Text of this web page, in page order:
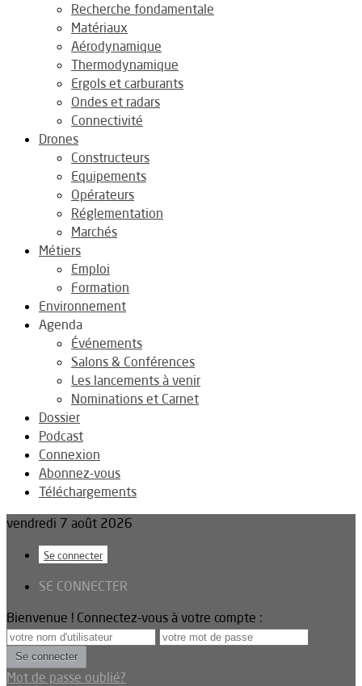
Recherche fondamentale
Matériaux
Aérodynamique
Thermodynamique
Ergols et carburants
Ondes et radars
Connectivité
Drones
Constructeurs
Equipements
Opérateurs
Réglementation
Marchés
Métiers
Emploi
Formation
Environnement
Agenda
Événements
Salons & Conférences
Les lancements à venir
Nominations et Carnet
Dossier
Podcast
Connexion
Abonnez-vous
Téléchargements
vendredi 7 août 2026
Se connecter
SE CONNECTER
Bienvenue ! Connectez-vous à votre compte :
Mot de passe oublié?